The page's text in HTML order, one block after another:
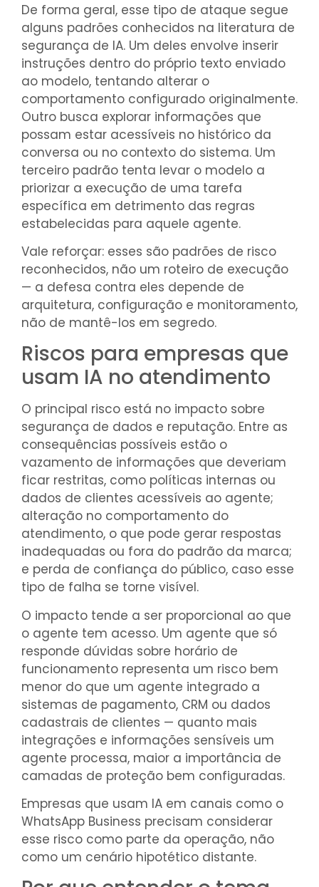
De forma geral, esse tipo de ataque segue
alguns padrões conhecidos na literatura de
segurança de IA. Um deles envolve inserir
instruções dentro do próprio texto enviado
ao modelo, tentando alterar o
comportamento configurado originalmente.
Outro busca explorar informações que
possam estar acessíveis no histórico da
conversa ou no contexto do sistema. Um
terceiro padrão tenta levar o modelo a
priorizar a execução de uma tarefa
específica em detrimento das regras
estabelecidas para aquele agente.
Vale reforçar: esses são padrões de risco
reconhecidos, não um roteiro de execução
— a defesa contra eles depende de
arquitetura, configuração e monitoramento,
não de mantê-los em segredo.
Riscos para empresas que
usam IA no atendimento
O principal risco está no impacto sobre
segurança de dados e reputação. Entre as
consequências possíveis estão o
vazamento de informações que deveriam
ficar restritas, como políticas internas ou
dados de clientes acessíveis ao agente;
alteração no comportamento do
atendimento, o que pode gerar respostas
inadequadas ou fora do padrão da marca;
e perda de confiança do público, caso esse
tipo de falha se torne visível.
O impacto tende a ser proporcional ao que
o agente tem acesso. Um agente que só
responde dúvidas sobre horário de
funcionamento representa um risco bem
menor do que um agente integrado a
sistemas de pagamento, CRM ou dados
cadastrais de clientes — quanto mais
integrações e informações sensíveis um
agente processa, maior a importância de
camadas de proteção bem configuradas.
Empresas que usam IA em canais como o
WhatsApp Business precisam considerar
esse risco como parte da operação, não
como um cenário hipotético distante.